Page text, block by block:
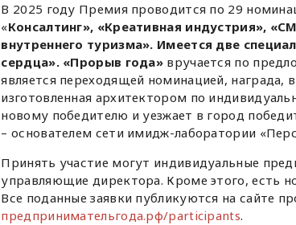
В 2025 году Премия проводится по 29
«Консалтинг», «Креативная индустрия»,
внутреннего туризма». Имеется две
сердца». «Прорыв года» вручается по
является переходящей номинацией, награда,
изготовленная архитектором по
новому победителю и уезжает в город
– основателем сети имидж-лаборатории
Принять участие могут индивидуальные
управляющие директора. Кроме этого, есть
Все поданные заявки публикуются на сайте
предпринимательгода.рф/participants.